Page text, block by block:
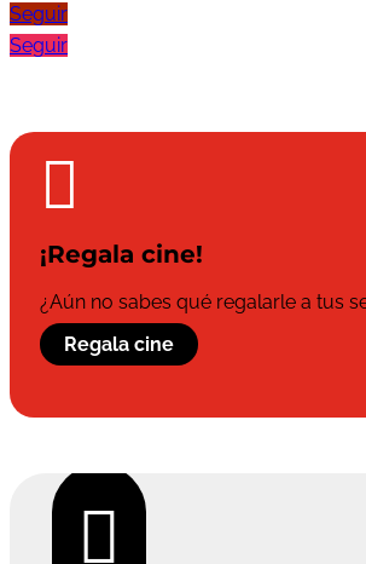
Seguir
Seguir

¡Regala cine!
¿Aún no sabes qué regalarle a tus
Regala cine
